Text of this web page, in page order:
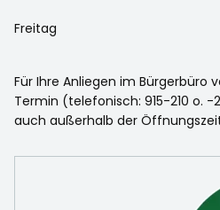
Freitag
Für Ihre Anliegen im Bürgerbüro
Termin (telefonisch: 915-210 o. -
auch außerhalb der